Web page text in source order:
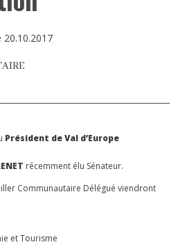
Président de Val d’Europe
récemment élu Sénateur.
Communautaire Délégué viendront
et Tourisme